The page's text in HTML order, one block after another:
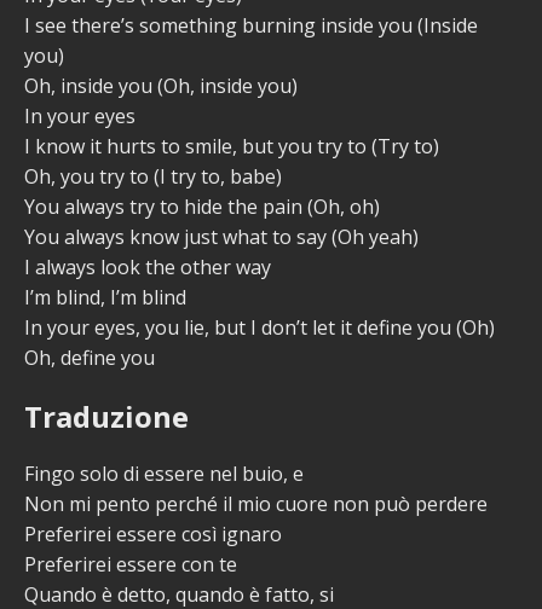
I see there’s something burning inside you (Inside
you)
Oh, inside you (Oh, inside you)
In your eyes
I know it hurts to smile, but you try to (Try to)
Oh, you try to (I try to, babe)
You always try to hide the pain (Oh, oh)
You always know just what to say (Oh yeah)
I always look the other way
I’m blind, I’m blind
In your eyes, you lie, but I don’t let it define you (Oh)
Oh, define you
Traduzione
Fingo solo di essere nel buio, e
Non mi pento perché il mio cuore non può perdere
Preferirei essere così ignaro
Preferirei essere con te
Quando è detto, quando è fatto, si